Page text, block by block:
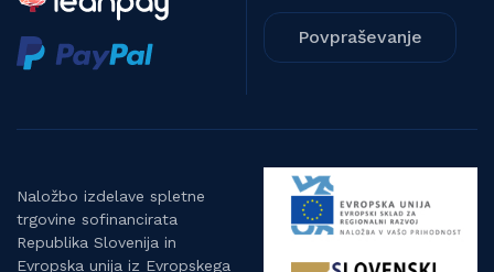
Povpraševanje
Naložbo izdelave spletne
trgovine sofinancirata
Republika Slovenija in
Evropska unija iz Evropskega